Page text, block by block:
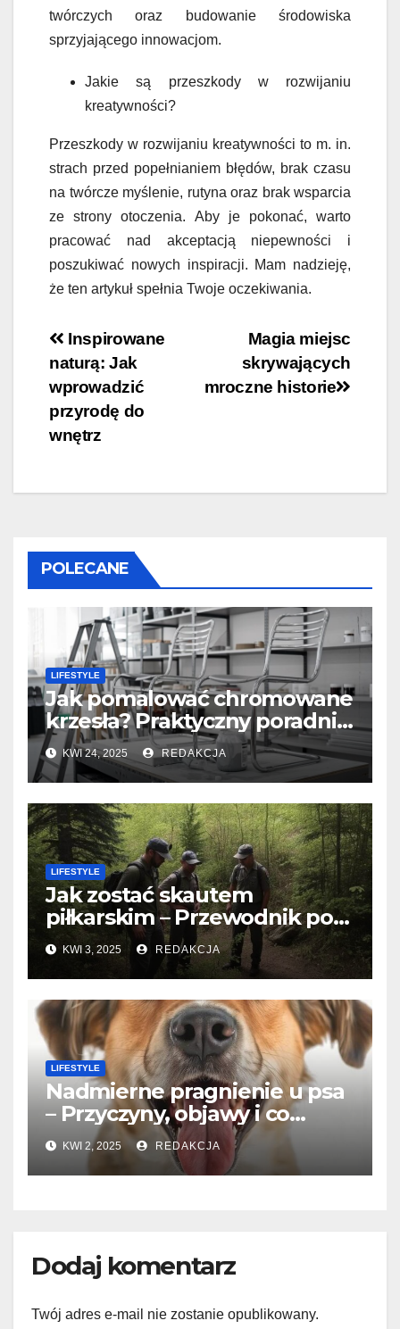
twórczych oraz budowanie środowiska
sprzyjającego innowacjom.
Jakie są przeszkody w rozwijaniu
kreatywności?
Przeszkody w rozwijaniu kreatywności to m. in.
strach przed popełnianiem błędów, brak czasu
na twórcze myślenie, rutyna oraz brak wsparcia
ze strony otoczenia. Aby je pokonać, warto
pracować nad akceptacją niepewności i
poszukiwać nowych inspiracji. Mam nadzieję,
że ten artykuł spełnia Twoje oczekiwania.
Nawigacja
wpisu
Magia miejsc
skrywających
mroczne historie
Inspirowane
naturą: Jak
wprowadzić
przyrodę do
wnętrz
POLECANE
LIFESTYLE
Jak pomalować chromowane
krzesła? Praktyczny poradnik
krok po kroku
KWI 24, 2025 REDAKCJA
LIFESTYLE
Jak zostać skautem
piłkarskim – Przewodnik po
świecie odkrywców talentów
KWI 3, 2025 REDAKCJA
LIFESTYLE
Nadmierne pragnienie u psa
– Przyczyny, objawy i co
robić?
KWI 2, 2025 REDAKCJA
Dodaj komentarz
Twój adres e-mail nie zostanie opublikowany.